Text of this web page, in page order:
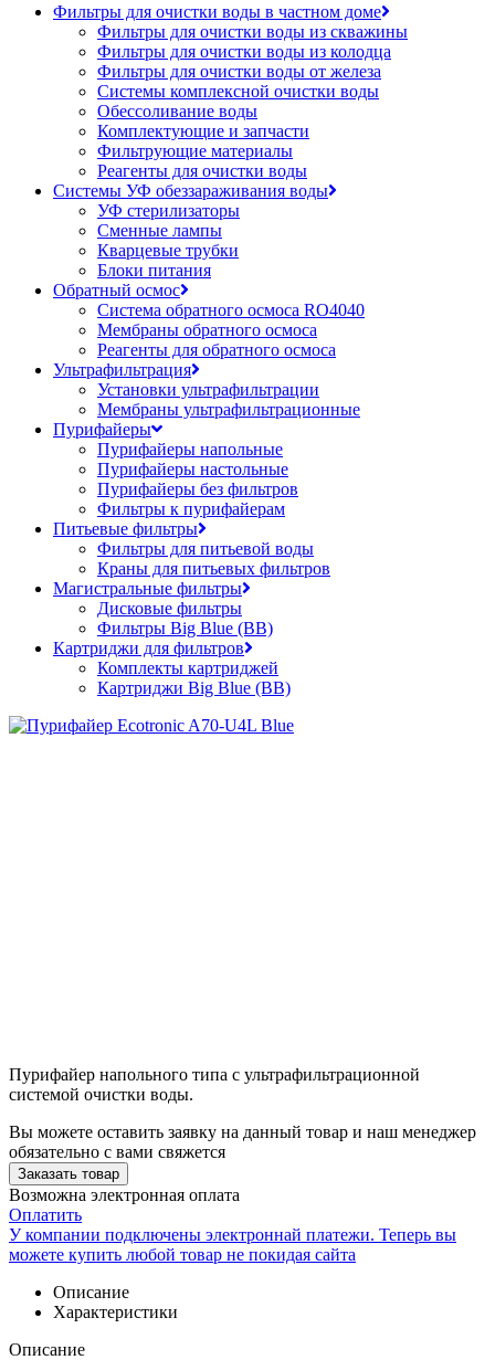
Фильтры для очистки воды в частном доме
Фильтры для очистки воды из скважины
Фильтры для очистки воды из колодца
Фильтры для очистки воды от железа
Системы комплексной очистки воды
Обессоливание воды
Комплектующие и запчасти
Фильтрующие материалы
Реагенты для очистки воды
Системы УФ обеззараживания воды
УФ стерилизаторы
Сменные лампы
Кварцевые трубки
Блоки питания
Обратный осмос
Система обратного осмоса RO4040
Мембраны обратного осмоса
Реагенты для обратного осмоса
Ультрафильтрация
Установки ультрафильтрации
Мембраны ультрафильтрационные
Пурифайеры
Пурифайеры напольные
Пурифайеры настольные
Пурифайеры без фильтров
Фильтры к пурифайерам
Питьевые фильтры
Фильтры для питьевой воды
Краны для питьевых фильтров
Магистральные фильтры
Дисковые фильтры
Фильтры Big Blue (BB)
Картриджи для фильтров
Комплекты картриджей
Картриджи Big Blue (BB)
Пурифайер напольного типа с ультрафильтрационной
системой очистки воды.
Вы можете оставить заявку на данный товар и наш менеджер
обязательно с вами свяжется
Заказать товар
Возможна электронная оплата
Оплатить
У компании подключены электроннай платежи. Теперь вы
можете купить любой товар не покидая сайта
Описание
Характеристики
Описание